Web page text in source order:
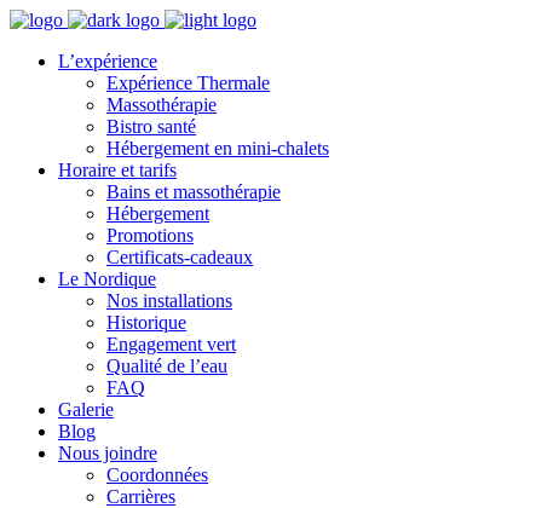
L’expérience
Expérience Thermale
Massothérapie
Bistro santé
Hébergement en mini-chalets
Horaire et tarifs
Bains et massothérapie
Hébergement
Promotions
Certificats-cadeaux
Le Nordique
Nos installations
Historique
Engagement vert
Qualité de l’eau
FAQ
Galerie
Blog
Nous joindre
Coordonnées
Carrières